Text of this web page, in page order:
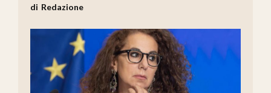
Redazione